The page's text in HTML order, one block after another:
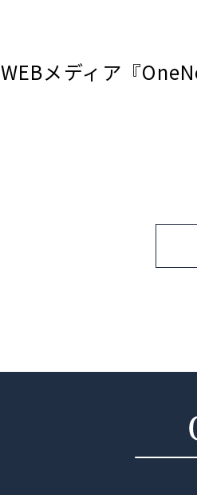
WEBメディア『